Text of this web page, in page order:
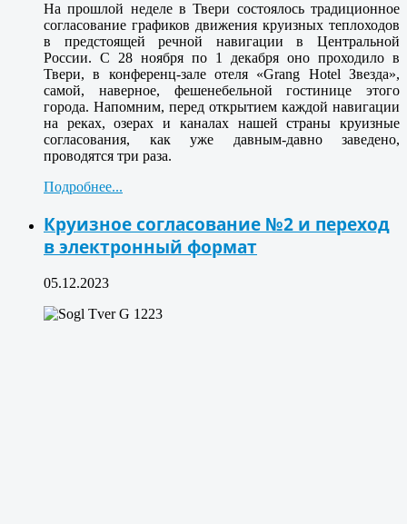
На прошлой неделе в Твери состоялось традиционное
согласование графиков движения круизных теплоходов
в предстоящей речной навигации в Центральной
России. С 28 ноября по 1 декабря оно проходило в
Твери, в конференц-зале отеля «Grang Hotel Звезда»,
самой, наверное, фешенебельной гостинице этого
города. Напомним, перед открытием каждой навигации
на реках, озерах и каналах нашей страны круизные
согласования, как уже давным-давно заведено,
проводятся три раза.
Подробнее...
Круизное согласование №2 и переход
в электронный формат
05.12.2023